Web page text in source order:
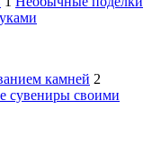
камней 2
сувениры своими